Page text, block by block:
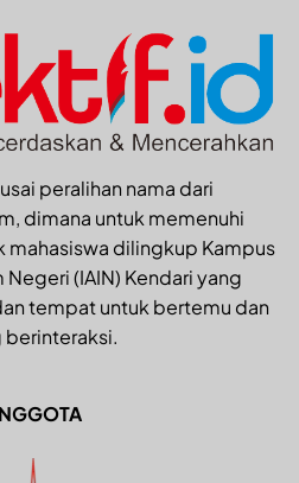
peralihan nama dari
dimana untuk memenuhi
mahasiswa dilingkup Kampus
(IAIN) Kendari yang
tempat untuk bertemu dan
berinteraksi.